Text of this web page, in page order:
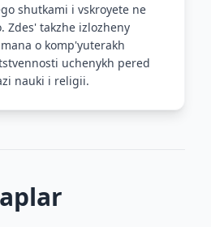
shutkami i vskroyete ne
Zdes' takzhe izlozheny
o komp'yuterakh
uchenykh pered
nauki i religii.